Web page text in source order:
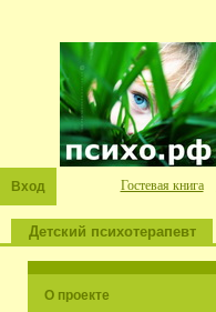
Вход Гостевая книга
Детский психотерапевт
О проекте